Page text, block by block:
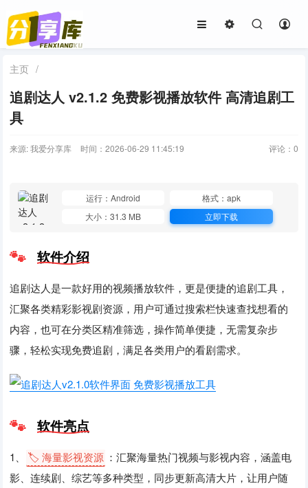
主页 /
追剧达人 v2.1.2 免费影视播放软件 高清追剧工
具
来源: 我爱分享库 时间：2026-06-29 11:45:19 评论： 0
运行：Android
格式：apk
大小：31.3 MB
立即下载
软件介绍
追剧达人是一款好用的视频播放软件，更是便捷的追剧工具，
汇聚各类精彩影视剧资源，用户可通过搜索栏快速查找想看的
内容，也可在分类区精准筛选，操作简单便捷，无需复杂步
骤，轻松实现免费追剧，满足各类用户的看剧需求。
软件亮点
1、 🏷️ 海量影视资源 ：汇聚海量热门视频与影视内容，涵盖电
影、连续剧、综艺等多种类型，同步更新高清大片，让用户随